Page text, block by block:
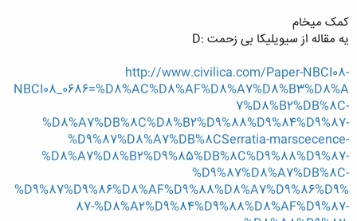
کمک میخام
یه مقاله از سیویلیکا بی زحمت :D
http://www.civilica.com/Paper-NBCI08-
NBCI08_0686=%D8%AC%D8%AF%D8%A7%D8%B3%D8%A
7%D8%B2%DB%8C-
%D8%A7%DB%8C%D8%B2%D9%88%D9%84%D9%87-
%D9%87%D8%A7%DB%8CSerratia-marscecence-
%D8%A7%D8%B2%D9%85%DB%8C%D9%88%D9%87-
%D9%87%D8%A7%DB%8C-
%D9%87%D9%86%D8%AF%D9%88%D8%A7%D9%86%D9%
87-%D8%A2%D9%84%D9%88%D8%AF%D9%87-